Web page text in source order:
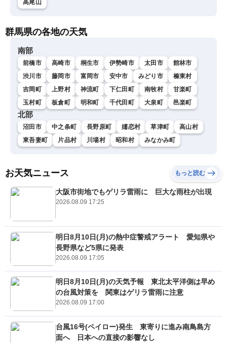
高尾山
群馬県の各地の天気
南部
前橋市 高崎市 桐生市 伊勢崎市 太田市
館林市
渋川市
藤岡市 富岡市 安中市 みどり市
榛東村
吉岡町
上野村 神流町 下仁田町 南牧村
甘楽町
玉村町
板倉町 明和町 千代田町 大泉町 邑楽町
北部
沼田市 中之条町 長野原町 嬬恋村 草津町
高山村
東吾妻町
片品村 川場村 昭和村 みなかみ町
お天気ニュース もっと読む
大阪市街地でもゲリラ雷雨に 巨大な雨柱が出現
2026.08.09 17:25
明日8月10日(月)の熱中症警戒アラート 愛知県や
長野県など5県に発表
2026.08.09 17:05
明日8月10日(月)の天気予報 東北太平洋側は早め
の台風対策を 関東はゲリラ雷雨に注意
2026.08.09 17:00
台風16号(ペイロー)発生 東寄りに進み南鳥島方
面へ 日本への直接の影響なし